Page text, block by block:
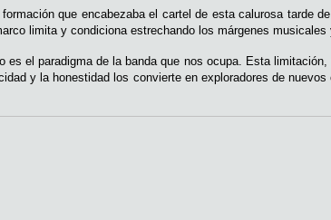
que encabezaba el cartel de esta calurosa tarde
limita y condiciona estrechando los márgenes musicales
el paradigma de la banda que nos ocupa. Esta
y la honestidad los convierte en exploradores de